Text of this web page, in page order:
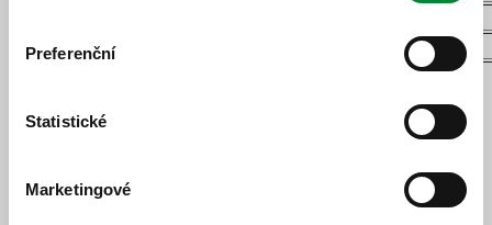
Preferenční
Statistické
Marketingové
490753
14,24
22. 5. 2024